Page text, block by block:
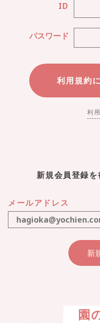
ID
パスワード
利
新規会員登録
メールアドレス
園